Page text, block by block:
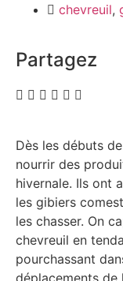
chevreuil,
Partagez
Dès les débuts
nourrir des
hivernale. Ils ont
les gibiers
les chasser. On
chevreuil en
pourchassant
déplacements de